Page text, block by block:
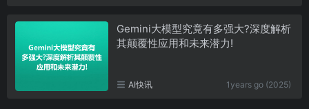
Gemini大模型究竟有多强大?深度解析
其颠覆性应用和未来潜力!
AI快讯 1years go (2025)